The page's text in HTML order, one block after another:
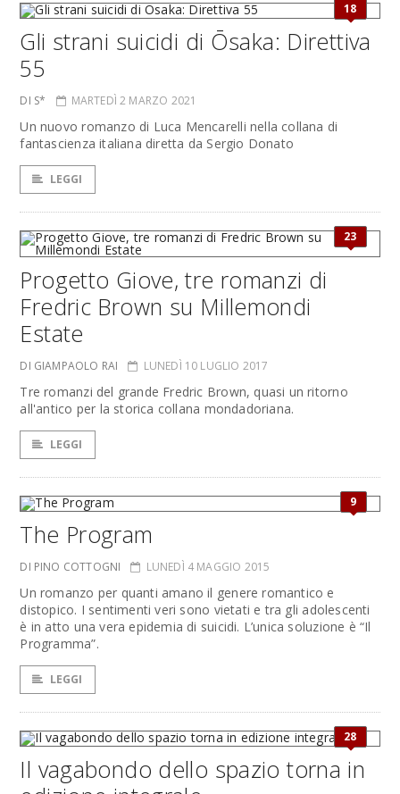
18
Gli strani suicidi di Ōsaka: Direttiva
55
DI S* MARTEDÌ 2 MARZO 2021
Un nuovo romanzo di Luca Mencarelli nella collana di
fantascienza italiana diretta da Sergio Donato
LEGGI
23
Progetto Giove, tre romanzi di
Fredric Brown su Millemondi
Estate
DI GIAMPAOLO RAI LUNEDÌ 10 LUGLIO 2017
Tre romanzi del grande Fredric Brown, quasi un ritorno
all'antico per la storica collana mondadoriana.
LEGGI
9
The Program
DI PINO COTTOGNI LUNEDÌ 4 MAGGIO 2015
Un romanzo per quanti amano il genere romantico e
distopico. I sentimenti veri sono vietati e tra gli adolescenti
è in atto una vera epidemia di suicidi. L’unica soluzione è “Il
Programma”.
LEGGI
28
Il vagabondo dello spazio torna in